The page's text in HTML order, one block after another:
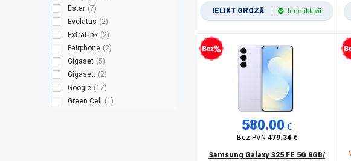
Estar (7)
Evelatus (2)
ExtraLink (2)
Fairphone (2)
Gigaset (5)
Gigaset. (2)
Google (17)
Green Cell
(1)
IELIKT GROZĀ Ir noliktavā
Bezprocentu kredīts
580.00 €
Bez PVN 479.34 €
Samsung Galaxy S25 FE 5G 8GB/